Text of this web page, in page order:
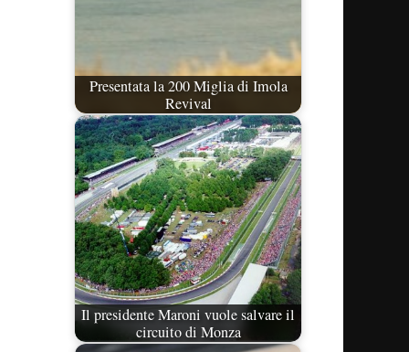
Presentata la 200 Miglia di Imola
Revival
Il presidente Maroni vuole salvare il
circuito di Monza